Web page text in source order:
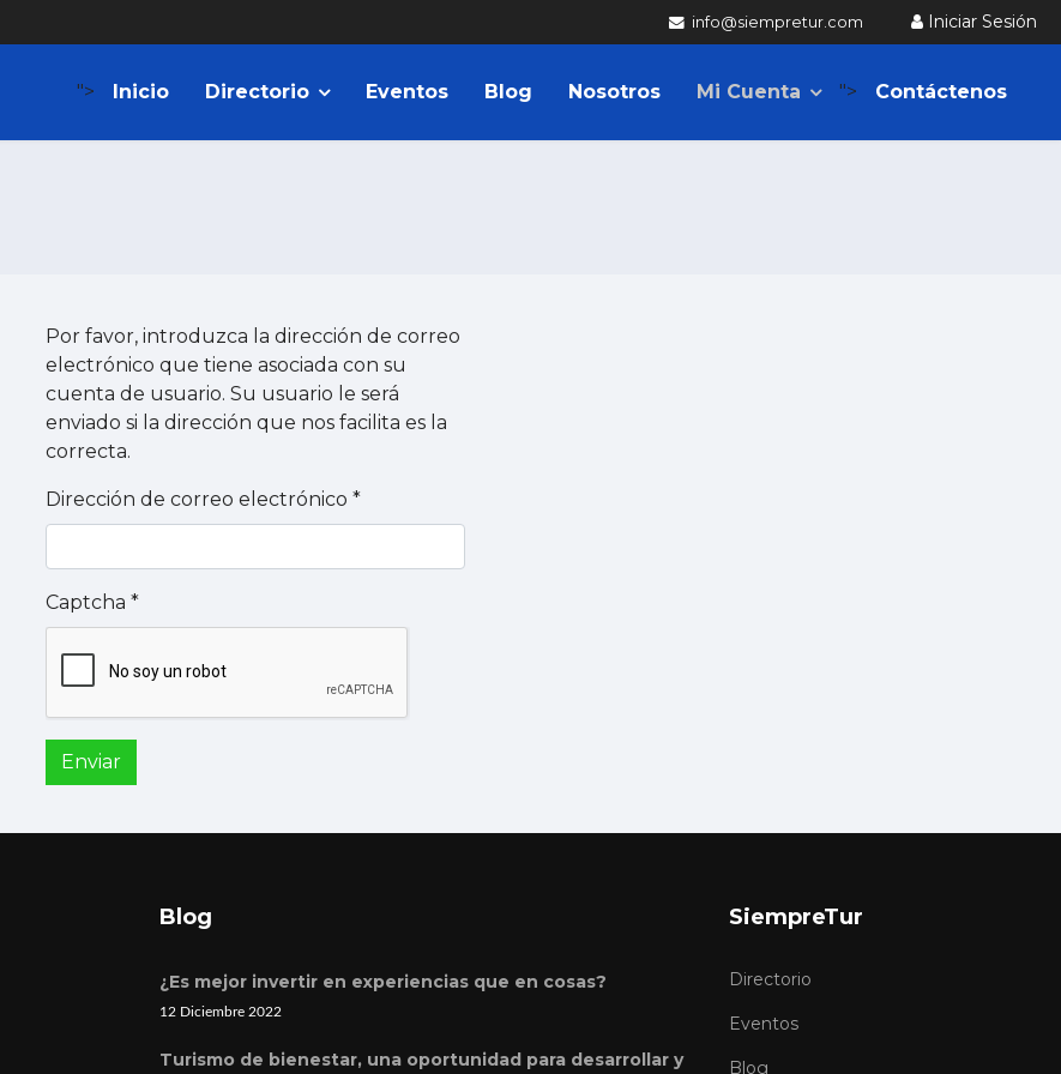
Iniciar Sesión
info@siempretur.com
"> Inicio Directorio Eventos Blog Nosotros Mi Cuenta "> Contáctenos
Por favor, introduzca la dirección de correo
electrónico que tiene asociada con su
cuenta de usuario. Su usuario le será
enviado si la dirección que nos facilita es la
correcta.
Dirección de correo electrónico *
Captcha *
Enviar
Blog
¿Es mejor invertir en experiencias que en cosas?
12 Diciembre 2022
Turismo de bienestar, una oportunidad para desarrollar y
SiempreTur
Directorio
Eventos
Blog